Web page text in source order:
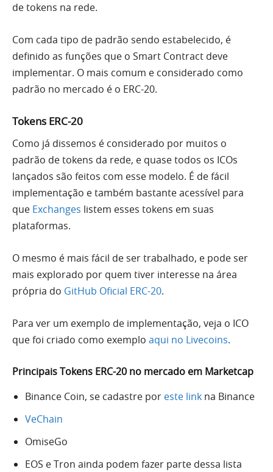
de tokens na rede.
Com cada tipo de padrão sendo estabelecido, é
definido as funções que o Smart Contract deve
implementar. O mais comum e considerado como
padrão no mercado é o ERC-20.
Tokens ERC-20
Como já dissemos é considerado por muitos o
padrão de tokens da rede, e quase todos os ICOs
lançados são feitos com esse modelo. É de fácil
implementação e também bastante acessível para
que Exchanges listem esses tokens em suas
plataformas.
O mesmo é mais fácil de ser trabalhado, e pode ser
mais explorado por quem tiver interesse na área
própria do GitHub Oficial ERC-20.
Para ver um exemplo de implementação, veja o ICO
que foi criado como exemplo aqui no Livecoins.
Principais Tokens ERC-20 no mercado em Marketcap
Binance Coin, se cadastre por este link na Binance
VeChain
OmiseGo
EOS e Tron ainda podem fazer parte dessa lista